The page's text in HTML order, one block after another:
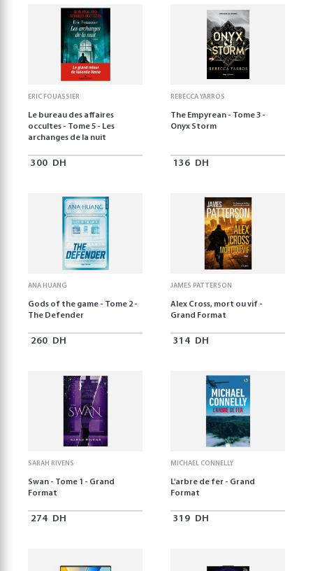
ERIC FOUASSIER
Le bureau des affaires
occultes - Tome 5 - Les
archanges de la nuit
300 DH
REBECCA YARROS
The Empyrean - Tome 3 -
Onyx Storm
136 DH
ANA HUANG
Gods of the game - Tome 2 -
The Defender
260 DH
JAMES PATTERSON
Alex Cross, mort ou vif -
Grand Format
314 DH
SARAH RIVENS
Swan - Tome 1 - Grand
Format
274 DH
MICHAEL CONNELLY
L'arbre de fer - Grand
Format
319 DH